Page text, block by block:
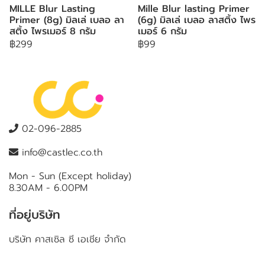
MILLE Blur Lasting
Primer (8g) มิลเล่ เบลอ ลา
สติ้ง ไพรเมอร์ 8 กรัม
฿299
Mille Blur lasting Primer
(6g) มิลเล่ เบลอ ลาสติ้ง ไพร
เมอร์ 6 กรัม
฿99
02-096-2885
info@castlec.co.th
Mon - Sun (Except holiday)
8.30AM - 6.00PM
ที่อยู่บริษัท
บริษัท คาสเซิล ซี เอเชีย จำกัด